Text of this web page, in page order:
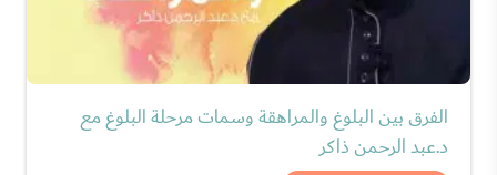
الفرق بين البلوغ والمراهقة وسمات مرحلة البلوغ مع
د.عبد الرحمن ذاكر